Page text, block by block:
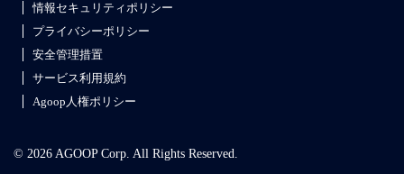
情報セキュリティポリシー
プライバシーポリシー
安全管理措置
サービス利用規約
Agoop人権ポリシー
© 2026 AGOOP Corp. All Rights Reserved.